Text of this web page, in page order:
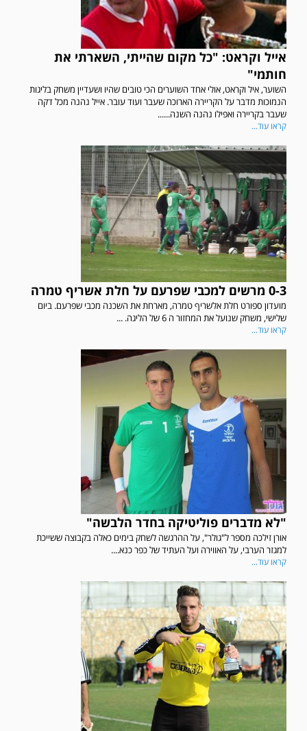
אייל וקראט: "כל מקום שהייתי, השארתי את
חותמי"
השוער, איל וקראט, אולי אחד השוערים הכי טובים שהיו ושעדיין משחק בליגות
הנמוכות מדבר על הקריירה הארוכה שעבר ועוד עובר. אייל נהנה מכל דקה
שעבר בקריירה ואפילו נהנה השנה......
קראו עוד...
0-3 מרשים למכבי שפרעם על חלת אשריף טמרה
מועדון ספורט חלת אלשריף טמרה, מארחת את השכנה מכבי שפרעם. ביום
שלישי, משחק שנועל את המחזור ה 6 של הליגה. ...
קראו עוד...
"לא מדברים פוליטיקה בחדר הלבשה"
אורן זילכה מספר ל"גולר", על ההרגשה לשחק בימים כאלה בקבוצה ששייכת
למגזר הערבי, על האווירה ועל העתיד של כפר כנא....
קראו עוד...